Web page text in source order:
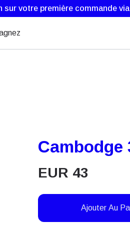
sur votre première commande
Cambodge
EUR 43
Ajouter Au